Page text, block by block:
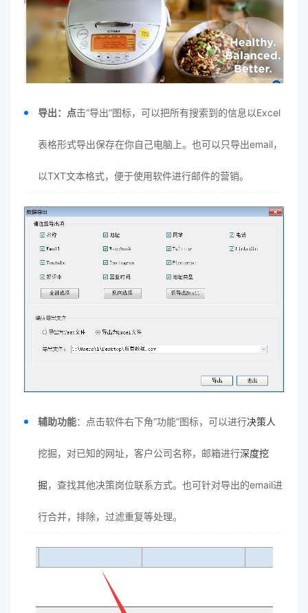
导出：点击“导出”图标，可以把所有搜索到的信息以Excel
表格形式导出保存在你自己电脑上。也可以只导出email，
以TXT文本格式，便于使用软件进行邮件的营销。
辅助功能：点击软件右下角“功能”图标，可以进行决策人
挖掘，对已知的网址，客户公司名称，邮箱进行深度挖
掘，查找其他决策岗位联系方式。也可针对导出的email进
行合并，排除，过滤重复等处理。